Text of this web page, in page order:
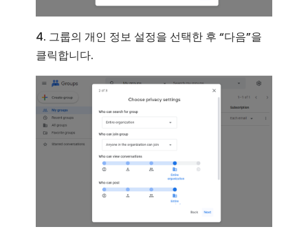
4. 그룹의 개인 정보 설정을 선택한 후 “다음”을
클릭합니다.